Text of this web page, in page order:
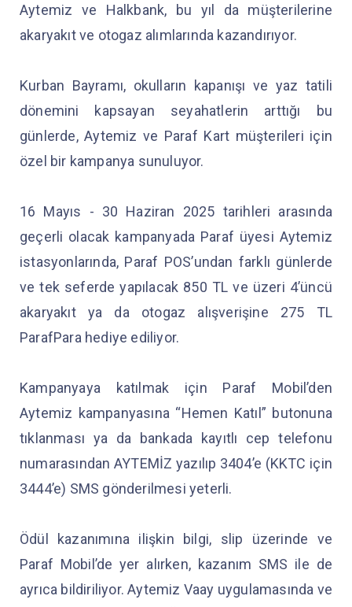
Aytemiz ve Halkbank, bu yıl da müşterilerine
akaryakıt ve otogaz alımlarında kazandırıyor.
Kurban Bayramı, okulların kapanışı ve yaz tatili
dönemini kapsayan seyahatlerin arttığı bu
günlerde, Aytemiz ve Paraf Kart müşterileri için
özel bir kampanya sunuluyor.
16 Mayıs - 30 Haziran 2025 tarihleri arasında
geçerli olacak kampanyada Paraf üyesi Aytemiz
istasyonlarında, Paraf POS’undan farklı günlerde
ve tek seferde yapılacak 850 TL ve üzeri 4’üncü
akaryakıt ya da otogaz alışverişine 275 TL
ParafPara hediye ediliyor.
Kampanyaya katılmak için Paraf Mobil’den
Aytemiz kampanyasına “Hemen Katıl” butonuna
tıklanması ya da bankada kayıtlı cep telefonu
numarasından AYTEMİZ yazılıp 3404’e (KKTC için
3444’e) SMS gönderilmesi yeterli.
Ödül kazanımına ilişkin bilgi, slip üzerinde ve
Paraf Mobil’de yer alırken, kazanım SMS ile de
ayrıca bildiriliyor. Aytemiz Vaay uygulamasında ve